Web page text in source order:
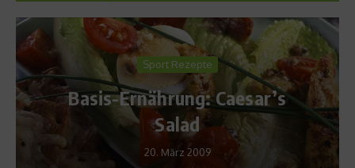
Caesar’s
Fit und
Fit in den